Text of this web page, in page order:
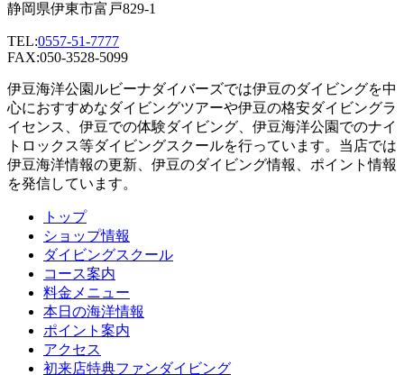
静岡県伊東市富戸829-1
TEL:0557-51-7777
FAX:050-3528-5099
伊豆海洋公園ルビーナダイバーズでは伊豆のダイビングを中
心におすすめなダイビングツアーや伊豆の格安ダイビングラ
イセンス、伊豆での体験ダイビング、伊豆海洋公園でのナイ
トロックス等ダイビングスクールを行っています。当店では
伊豆海洋情報の更新、伊豆のダイビング情報、ポイント情報
を発信しています。
トップ
ショップ情報
ダイビングスクール
コース案内
料金メニュー
本日の海洋情報
ポイント案内
アクセス
初来店特典ファンダイビング